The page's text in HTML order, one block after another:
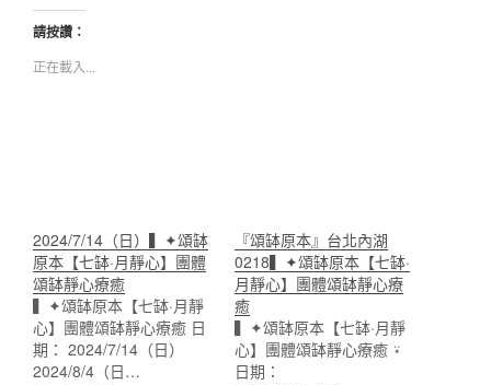
請按讚：
正在載入...
2024/7/14（日）▍✦頌缽
原本【七缽·月靜心】團體
頌缽靜心療癒
▍✦頌缽原本【七缽·月靜
心】團體頌缽靜心療癒 日
期： 2024/7/14（日）
2024/8/4（日…
『頌缽原本』台北內湖
0218▍✦頌缽原本【七缽·
月靜心】團體頌缽靜心療
癒
▍✦頌缽原本【七缽·月靜
心】團體頌缽靜心療癒 ⍣
日期：